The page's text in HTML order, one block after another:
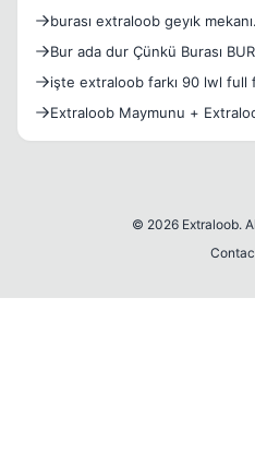
burası extraloob geyık
Bur ada dur Çünkü Burası
işte extraloob farkı 90 lwl full
Extraloob Maymunu +
© 2026 Extraloob.